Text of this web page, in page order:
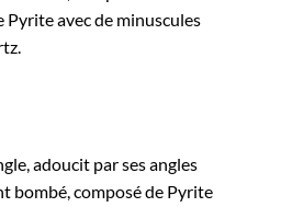
Pyrite avec de minuscules
adoucit par ses angles
bombé, composé de Pyrite